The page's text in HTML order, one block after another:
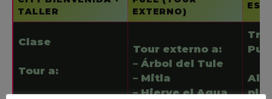
TALLER
EXTERNO)
Clase
Tour a:
Tour externo a:
– Árbol del Tule
– Mitla
– Hierve el Agua